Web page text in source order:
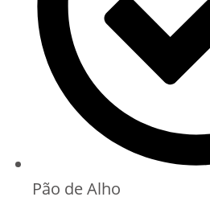
Pão de Alho